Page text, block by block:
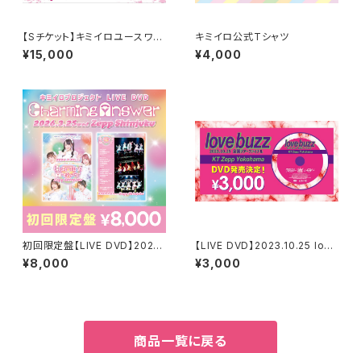
【Sチケット】キミイロユースワン
マンライブ 2026年10月1日
（木）「再戦」
¥15,000
キミイロ公式Tシャツ
¥4,000
初回限定盤【LIVE DVD】2026.
3.25 キミイロプロジェクト Ze
pp Shinjuku 「Charming Ans
¥8,000
【LIVE DVD】2023.10.25 love
buzz 全国ツアーファイナル KT
Zepp Yokohama公演
¥3,000
商品一覧に戻る